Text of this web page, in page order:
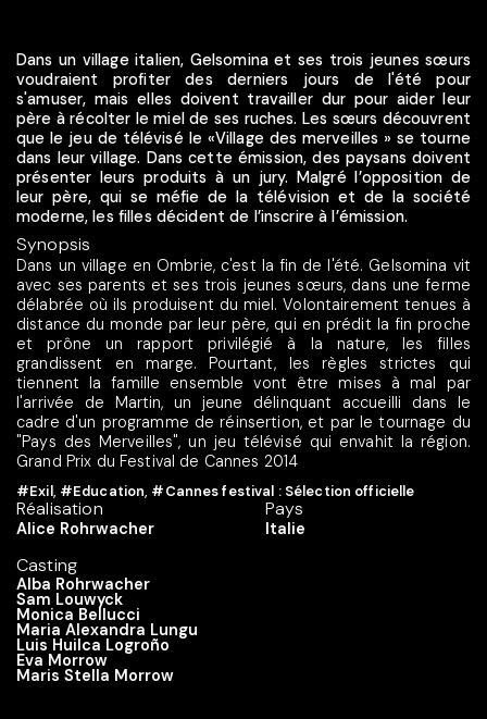
Dans un village italien, Gelsomina et ses trois jeunes sœurs
voudraient profiter des derniers jours de l'été pour
s'amuser, mais elles doivent travailler dur pour aider leur
père à récolter le miel de ses ruches. Les sœurs découvrent
que le jeu de télévisé le «Village des merveilles » se tourne
dans leur village. Dans cette émission, des paysans doivent
présenter leurs produits à un jury. Malgré l’opposition de
leur père, qui se méfie de la télévision et de la société
moderne, les filles décident de l’inscrire à l’émission.
Synopsis
Dans un village en Ombrie, c'est la fin de l'été. Gelsomina vit
avec ses parents et ses trois jeunes sœurs, dans une ferme
délabrée où ils produisent du miel. Volontairement tenues à
distance du monde par leur père, qui en prédit la fin proche
et prône un rapport privilégié à la nature, les filles
grandissent en marge. Pourtant, les règles strictes qui
tiennent la famille ensemble vont être mises à mal par
l'arrivée de Martin, un jeune délinquant accueilli dans le
cadre d'un programme de réinsertion, et par le tournage du
"Pays des Merveilles", un jeu télévisé qui envahit la région.
Grand Prix du Festival de Cannes 2014
#Exil, #Education, #Cannes festival : Sélection officielle
Réalisation
Alice Rohrwacher
Casting
Alba Rohrwacher
Sam Louwyck
Monica Bellucci
Maria Alexandra Lungu
Luis Huilca Logroño
Eva Morrow
Maris Stella Morrow
Pays
Italie